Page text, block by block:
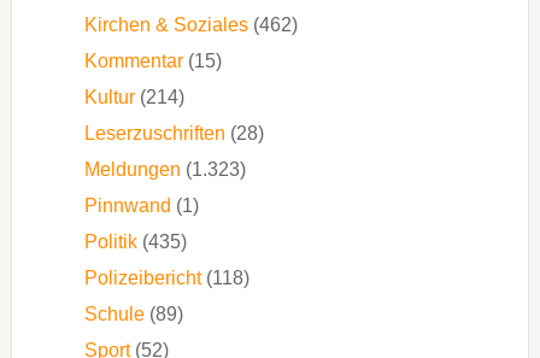
Kirchen & Soziales(462)
Kommentar(15)
Kultur(214)
Leserzuschriften (28)
Meldungen (1.323)
Pinnwand (1)
Politik(435)
Polizeibericht(118)
Schule(89)
Sport(52)